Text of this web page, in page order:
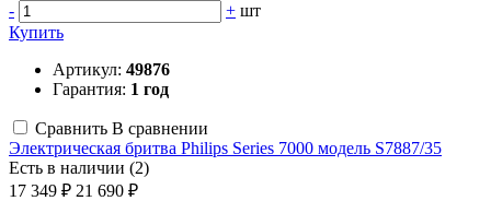
-
+ шт
Купить
Артикул: 49876
Гарантия: 1 год
Сравнить В сравнении
Электрическая бритва Philips Series 7000 модель S7887/35
Есть в наличии (2)
17 349 ₽ 21 690 ₽